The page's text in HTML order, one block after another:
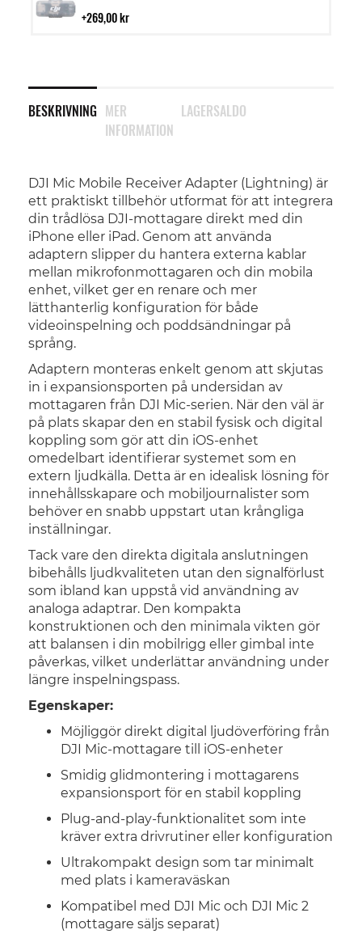
269,00 kr
i
BESKRIVNING
DJI Mic Mobile Receiver Adapter (Lightning) är
ett praktiskt tillbehör utformat för att integrera
din trådlösa DJI-mottagare direkt med din
iPhone eller iPad. Genom att använda
adaptern slipper du hantera externa kablar
mellan mikrofonmottagaren och din mobila
enhet, vilket ger en renare och mer
lätthanterlig konfiguration för både
videoinspelning och poddsändningar på
språng.
Adaptern monteras enkelt genom att skjutas
in i expansionsporten på undersidan av
mottagaren från DJI Mic-serien. När den väl är
på plats skapar den en stabil fysisk och digital
koppling som gör att din iOS-enhet
omedelbart identifierar systemet som en
extern ljudkälla. Detta är en idealisk lösning för
innehållsskapare och mobiljournalister som
behöver en snabb uppstart utan krångliga
inställningar.
Tack vare den direkta digitala anslutningen
bibehålls ljudkvaliteten utan den signalförlust
som ibland kan uppstå vid användning av
analoga adaptrar. Den kompakta
konstruktionen och den minimala vikten gör
att balansen i din mobilrigg eller gimbal inte
påverkas, vilket underlättar användning under
längre inspelningspass.
Egenskaper:
Möjliggör direkt digital ljudöverföring från
DJI Mic-mottagare till iOS-enheter
Smidig glidmontering i mottagarens
expansionsport för en stabil koppling
Plug-and-play-funktionalitet som inte
kräver extra drivrutiner eller konfiguration
Ultrakompakt design som tar minimalt
med plats i kameraväskan
Kompatibel med DJI Mic och DJI Mic 2
(mottagare säljs separat)
MER
INFORMATION
LAGERSALDO